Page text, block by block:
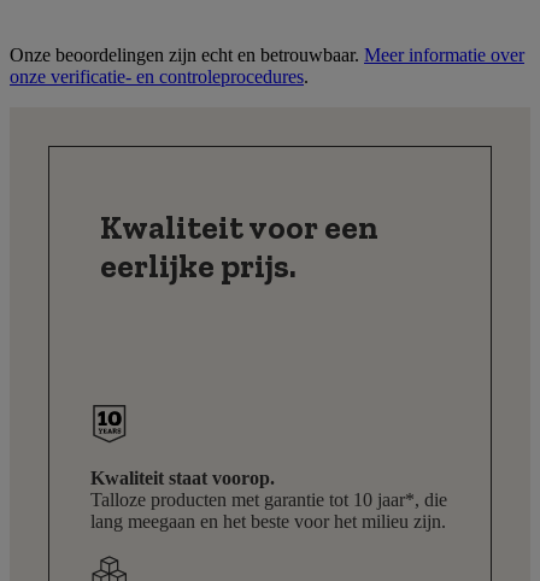
Onze beoordelingen zijn echt en betrouwbaar. Meer informatie over
onze verificatie- en controleprocedures.
Kwaliteit voor een
eerlijke prijs.
Kwaliteit staat voorop.
Talloze producten met garantie tot 10 jaar*, die
lang meegaan en het beste voor het milieu zijn.